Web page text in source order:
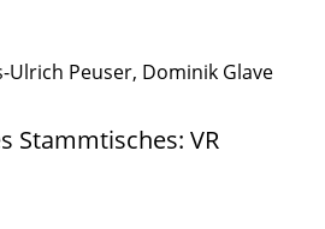
Ulrich Peuser, Dominik Glave
Stammtisches: VR